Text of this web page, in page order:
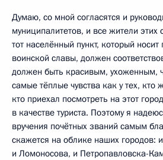
Думаю, со мной согласятся и
муниципалитетов, и все жители этих
тот населённый пункт, который
воинской славы, должен
должен быть красивым,
самые тёплые чувства как у тех, кто
кто приехал посмотреть на этот
в качестве туриста. Поэтому я
вручения почётных званий самым
скажется на облике наших городов:
и Ломоносова, и Петропавловска-